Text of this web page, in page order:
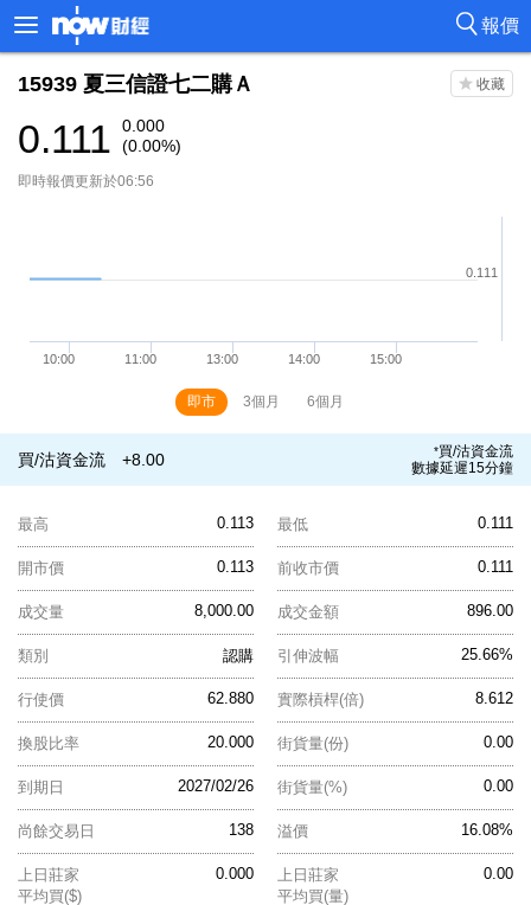
報價
15939 夏三信證七二購Ａ
0.111
0.000
(0.00%)
即時報價更新於06:56
即市 3個月 6個月
買/沽資金流 +8.00 *買/沽資金流
數據延遲15分鐘
0.113
最高 0.111
最低
0.113
開市價 0.111
前收市價
8,000.00
成交量 896.00
成交金額
認購
類別 25.66%
引伸波幅
62.880
行使價 8.612
實際槓桿(倍)
20.000
換股比率 0.00
街貨量(份)
2027/02/26
到期日 0.00
街貨量(%)
138
尚餘交易日 16.08%
溢價
0.000
上日莊家
平均買($)
0.00
上日莊家
平均買(量)